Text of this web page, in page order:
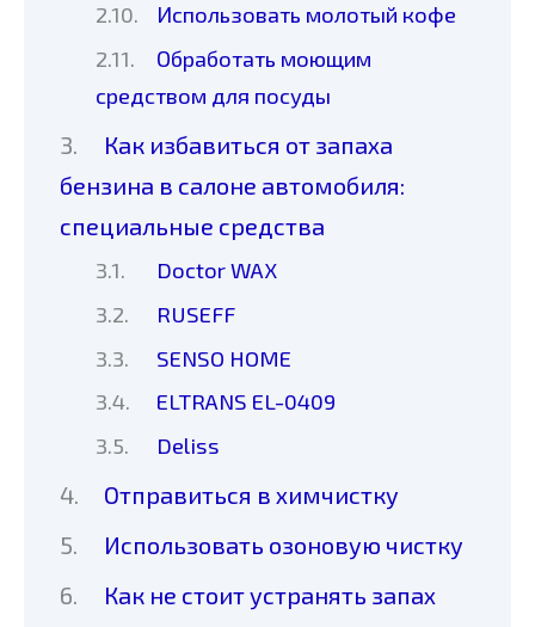
Использовать молотый кофе
Обработать моющим
средством для посуды
Как избавиться от запаха
бензина в салоне автомобиля:
специальные средства
Doctor WAX
RUSEFF
SENSO HOME
ELTRANS EL-0409
Deliss
Отправиться в химчистку
Использовать озоновую чистку
Как не стоит устранять запах